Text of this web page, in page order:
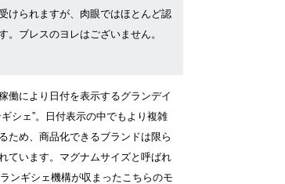
けられますが、肉眼ではほとんど認
。ブレスのヨレはございません。
働により日付を表示するグランデイ
ギシェ”。日付表示の中でもより複雑
ため、商品化できるブランドは限ら
ています。マグナムサイズと呼ばれ
ンギシェ機構が収まったこちらのモ